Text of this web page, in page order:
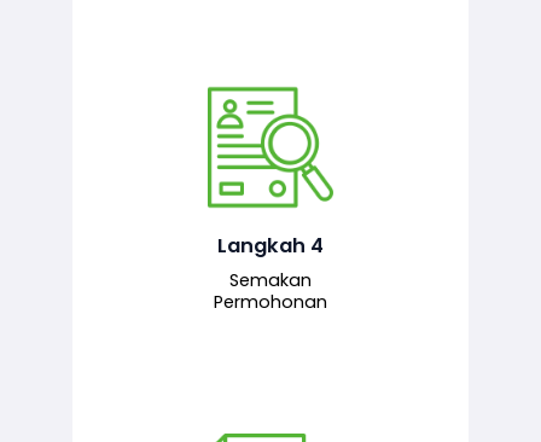
Langkah 4
Semakan
Permohonan
Pegawai penyemak menyemak
maklumat yang dikemukakan. Jika
semua maklumat adalah lengkap dan
kepada pegawai pelulus untuk
tindakan seterusnya.